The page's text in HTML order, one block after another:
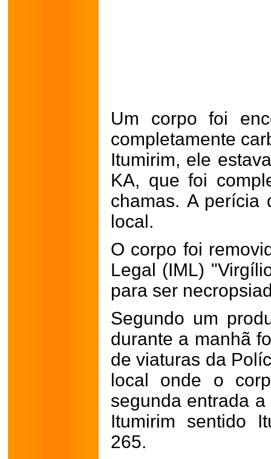
Um corpo foi
completamente
Itumirim, ele
KA, que foi
chamas. A perícia
local.
O corpo foi
Legal (IML)
para ser
Segundo um
durante a manhã
de viaturas da
local onde o
segunda entrada
Itumirim sentido
265.